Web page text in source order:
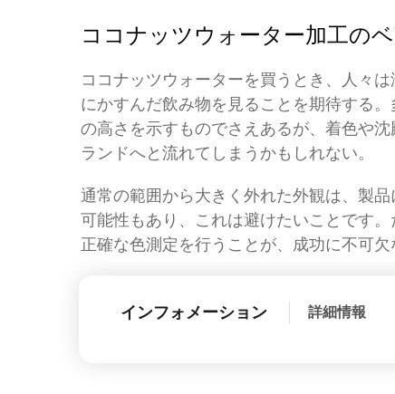
ココナッツウォーター加工の
ココナッツウォーターを買うとき、人々
にかすんだ飲み物を見ることを期待する
の高さを示すものでさえあるが、着色や
ランドへと流れてしまうかもしれない。
通常の範囲から大きく外れた外観は、製
可能性もあり、これは避けたいことです
正確な色測定を行うことが、成功に不可欠
インフォメーション 詳細情報